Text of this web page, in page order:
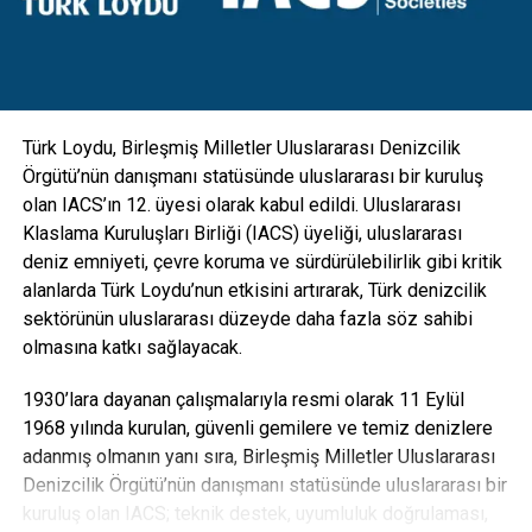
“Karbon ayak izi yüzde 30’a varan oranda azalacak”
Türk Loydu, Birleşmiş Milletler Uluslararası Denizcilik
Örgütü’nün danışmanı statüsünde uluslararası bir kuruluş
olan IACS’ın 12. üyesi olarak kabul edildi. Uluslararası
Klaslama Kuruluşları Birliği (IACS) üyeliği, uluslararası
deniz emniyeti, çevre koruma ve sürdürülebilirlik gibi kritik
alanlarda Türk Loydu’nun etkisini artırarak, Türk denizcilik
sektörünün uluslararası düzeyde daha fazla söz sahibi
olmasına katkı sağlayacak.
1930’lara dayanan çalışmalarıyla resmi olarak 11 Eylül
1968 yılında kurulan, güvenli gemilere ve temiz denizlere
adanmış olmanın yanı sıra, Birleşmiş Milletler Uluslararası
Denizcilik Örgütü’nün danışmanı statüsünde uluslararası bir
kuruluş olan IACS; teknik destek, uyumluluk doğrulaması,